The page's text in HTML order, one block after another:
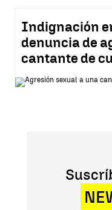
Indignación
denuncia de
cantante de